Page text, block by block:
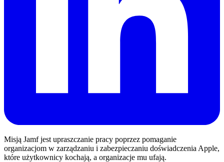
Misją Jamf jest upraszczanie pracy poprzez pomaganie
organizacjom w zarządzaniu i zabezpieczaniu doświadczenia Apple,
które użytkownicy kochają, a organizacje mu ufają.